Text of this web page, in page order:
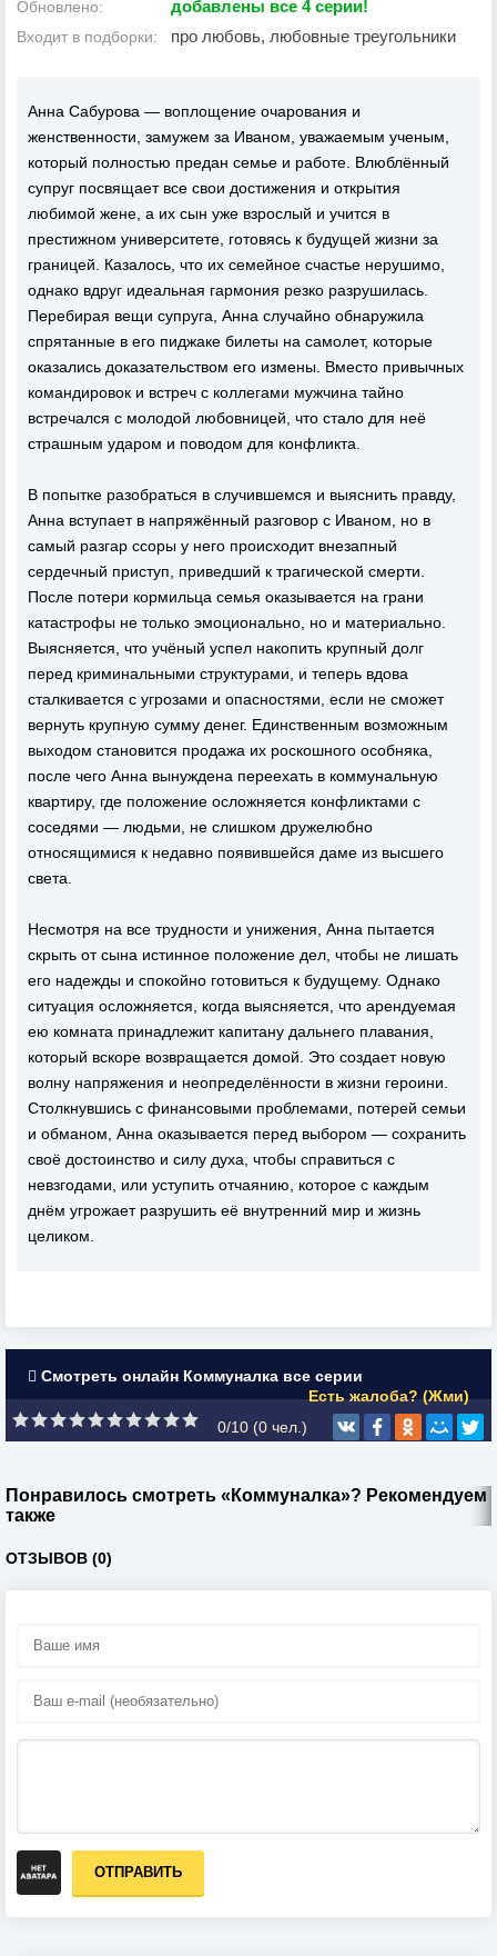
Обновлено: добавлены все 4 серии!
Входит в подборки: про любовь, любовные треугольники
Анна Сабурова — воплощение очарования и
женственности, замужем за Иваном, уважаемым ученым,
который полностью предан семье и работе. Влюблённый
супруг посвящает все свои достижения и открытия
любимой жене, а их сын уже взрослый и учится в
престижном университете, готовясь к будущей жизни за
границей. Казалось, что их семейное счастье нерушимо,
однако вдруг идеальная гармония резко разрушилась.
Перебирая вещи супруга, Анна случайно обнаружила
спрятанные в его пиджаке билеты на самолет, которые
оказались доказательством его измены. Вместо привычных
командировок и встреч с коллегами мужчина тайно
встречался с молодой любовницей, что стало для неё
страшным ударом и поводом для конфликта.
В попытке разобраться в случившемся и выяснить правду,
Анна вступает в напряжённый разговор с Иваном, но в
самый разгар ссоры у него происходит внезапный
сердечный приступ, приведший к трагической смерти.
После потери кормильца семья оказывается на грани
катастрофы не только эмоционально, но и материально.
Выясняется, что учёный успел накопить крупный долг
перед криминальными структурами, и теперь вдова
сталкивается с угрозами и опасностями, если не сможет
вернуть крупную сумму денег. Единственным возможным
выходом становится продажа их роскошного особняка,
после чего Анна вынуждена переехать в коммунальную
квартиру, где положение осложняется конфликтами с
соседями — людьми, не слишком дружелюбно
относящимися к недавно появившейся даме из высшего
света.
Несмотря на все трудности и унижения, Анна пытается
скрыть от сына истинное положение дел, чтобы не лишать
его надежды и спокойно готовиться к будущему. Однако
ситуация осложняется, когда выясняется, что арендуемая
ею комната принадлежит капитану дальнего плавания,
который вскоре возвращается домой. Это создает новую
волну напряжения и неопределённости в жизни героини.
Столкнувшись с финансовыми проблемами, потерей семьи
и обманом, Анна оказывается перед выбором — сохранить
своё достоинство и силу духа, чтобы справиться с
невзгодами, или уступить отчаянию, которое с каждым
днём угрожает разрушить её внутренний мир и жизнь
целиком.
Смотреть онлайн Коммуналка все серии
Есть жалоба? (Жми)
0/10 (0 чел.)
Понравилось смотреть «Коммуналка»? Рекомендуем
также
ОТЗЫВОВ (0)
ОТПРАВИТЬ